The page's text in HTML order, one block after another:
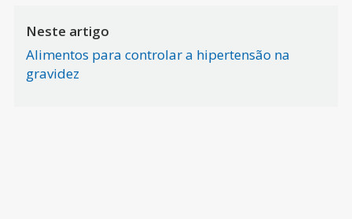
Neste artigo
Alimentos para controlar a hipertensão na
gravidez